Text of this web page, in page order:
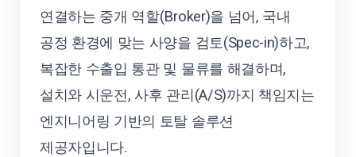
연결하는 중개 역할(Broker)을 넘어, 국내
공정 환경에 맞는 사양을 검토(Spec-in)하고,
복잡한 수출입 통관 및 물류를 해결하며,
설치와 시운전, 사후 관리(A/S)까지 책임지는
엔지니어링 기반의 토탈 솔루션
제공자입니다.